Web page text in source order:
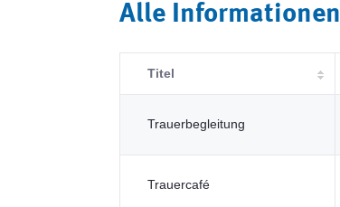
Alle Informationen
Titel
Trauerbegleitung
Trauercafé